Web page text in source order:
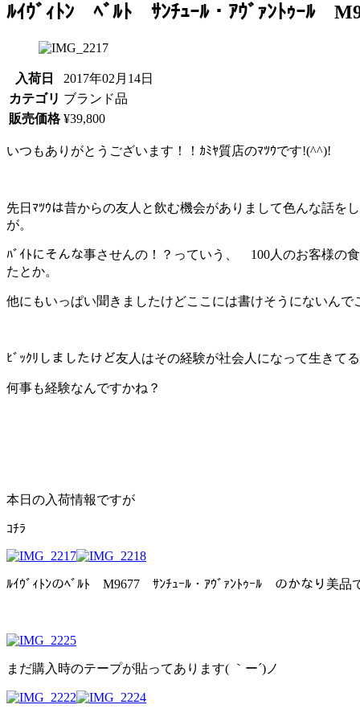
ﾙｲｳﾞｨﾄﾝ ﾍﾞﾙﾄ ｻﾝﾁｭｰﾙ・ｱｳﾞｧﾝﾄｩｰﾙ
入荷日
2017年02月14日
カテゴリ ブランド品
販売価格 ¥39,800
いつもありがとうございます！！ｶﾐﾔ質店のﾏﾂｳです!(^^)!
先日ﾏﾂｳは昔からの友人と飲む機会がありまして色んな話を
が。
ﾊﾞｲﾄにそんな事させんの！？っていう、 100人のお客様の
たとか。
他にもいっぱい聞きましたけどここには書けそうにないんで
ﾋﾞｯｸﾘしましたけど友人はその経験が社会人になって生きて
何事も経験なんですかね？
本日の入荷情報ですが
ｺﾁﾗ
ﾙｲｳﾞｨﾄﾝのﾍﾞﾙﾄ M9677 ｻﾝﾁｭｰﾙ・ｱｳﾞｧﾝﾄｩｰﾙ のかなり美品
まだ購入時のテープが貼ってあります( ｀ー´)ノ